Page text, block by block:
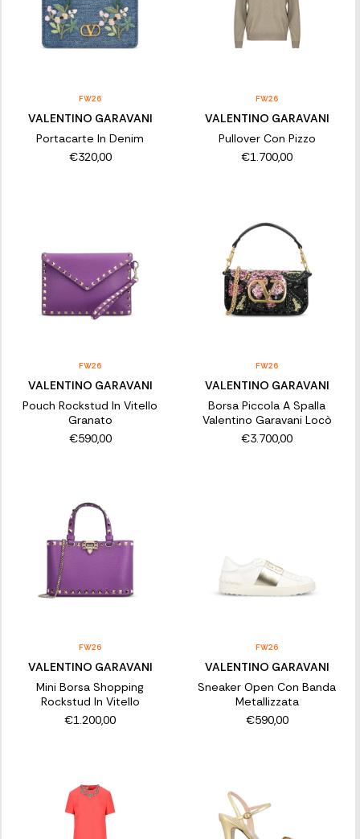
FW26
VALENTINO GARAVANI
Portacarte In Denim
€320,00
FW26
VALENTINO GARAVANI
Pullover Con Pizzo
€1.700,00
FW26
VALENTINO GARAVANI
Pouch Rockstud In Vitello
Granato
€590,00
FW26
VALENTINO GARAVANI
Borsa Piccola A Spalla
Valentino Garavani Locò
€3.700,00
FW26
VALENTINO GARAVANI
Mini Borsa Shopping
Rockstud In Vitello
€1.200,00
FW26
VALENTINO GARAVANI
Sneaker Open Con Banda
Metallizzata
€590,00